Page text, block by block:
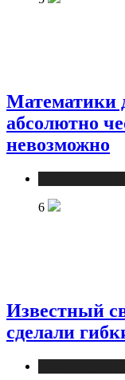
Математики
абсолютно
невозможно
6
Известный
сделали